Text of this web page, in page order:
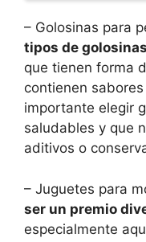
– Golosinas para
tipos de
que tienen forma
contienen
importante elegir
saludables y que
aditivos o
– Juguetes para
ser un premio
especialmente